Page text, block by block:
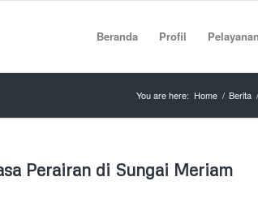
Beranda Profil Pelayanan
You are here: Home / Berita /
Perairan di Sungai Meriam